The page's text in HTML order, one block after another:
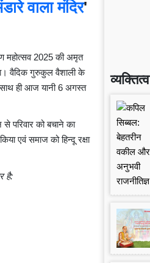
वाला मंदिर'
महोत्सव 2025 की अमृत
वैदिक गुरुकुल वैशाली के
ही आज यानी 6 अगस्त
परिवार को बचाने का
एवं समाज को हिन्दू रक्षा
है:
व्यक्तित्व